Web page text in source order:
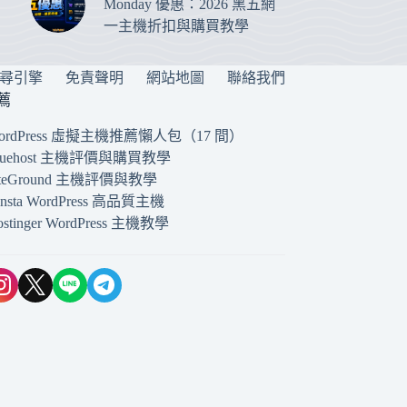
Monday 優惠：2026 黑五網
一主機折扣與購買教學
引擎 免責聲明 網站地圖 聯絡我們
虛擬主機推薦懶人包（17 間）
主機評價與購買教學
主機評價與教學
WordPress 高品質主機
WordPress 主機教學